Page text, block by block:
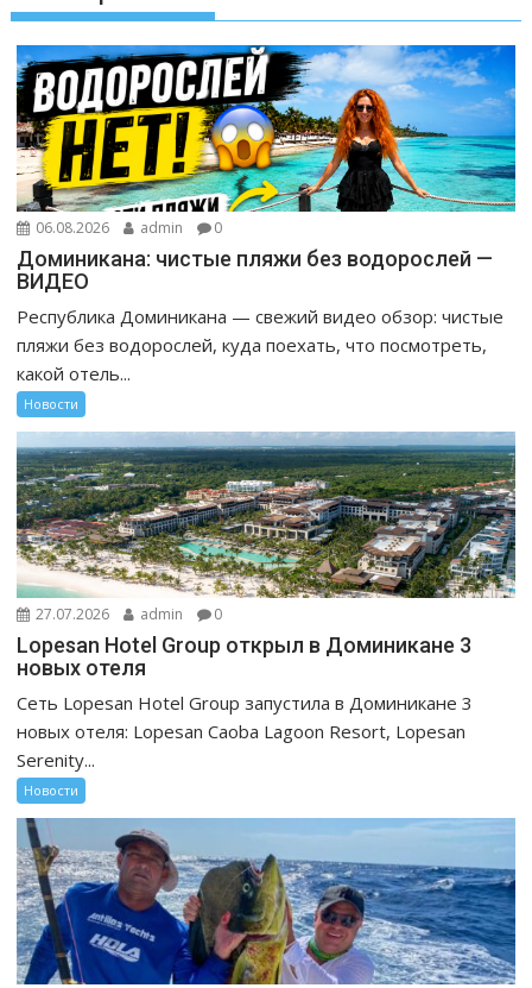
06.08.2026 admin 0
Доминикана: чистые пляжи без водорослей —
ВИДЕО
Республика Доминикана — свежий видео обзор: чистые
пляжи без водорослей, куда поехать, что посмотреть,
какой отель...
Новости
27.07.2026 admin 0
Lopesan Hotel Group открыл в Доминикане 3
новых отеля
Сеть Lopesan Hotel Group запустила в Доминикане 3
новых отеля: Lopesan Caoba Lagoon Resort, Lopesan
Serenity...
Новости